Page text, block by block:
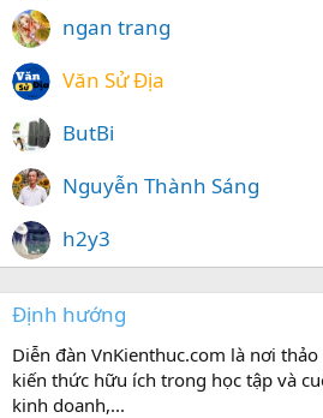
ngan trang
Văn Sử Địa
ButBi
Nguyễn Thành Sáng
h2y3
Định hướng
Diễn đàn VnKienthuc.com là nơi
kiến thức hữu ích trong học tập và
kinh doanh,...